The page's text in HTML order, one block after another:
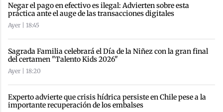
Negar el pago en efectivo es ilegal: Advierten sobre esta
práctica ante el auge de las transacciones digitales
Ayer | 18:45
Sagrada Familia celebrará el Día de la Niñez con la gran final
del certamen "Talento Kids 2026"
Ayer | 18:20
Experto advierte que crisis hídrica persiste en Chile pese a la
importante recuperación de los embalses